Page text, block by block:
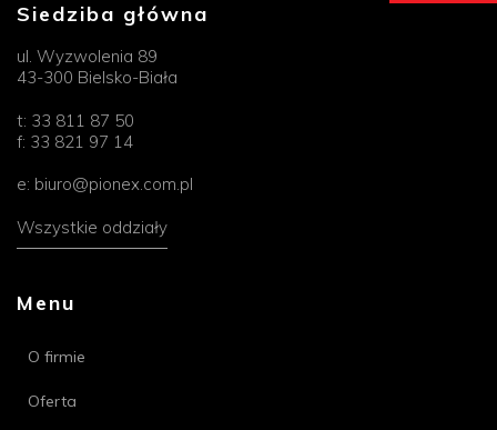
Siedziba główna
ul. Wyzwolenia 89
43-300 Bielsko-Biała
t: 33 811 87 50
f: 33 821 97 14
e: biuro@pionex.com.pl
Wszystkie oddziały
Menu
O firmie
Oferta